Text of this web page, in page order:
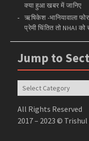
क्या हुआ खबर में जानिए
ऋषिकेश -भानियावाला
प्रेमी चिंतित तो NHAI को
Jump to
Jump
to
Sections
All Rights Reserved
2017 – 2023 ©